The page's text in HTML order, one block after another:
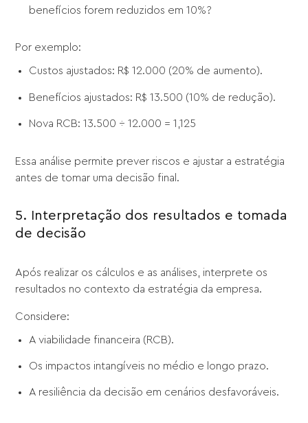
benefícios forem reduzidos em 10%?
Por exemplo:
Custos ajustados: R$ 12.000 (20% de aumento).
Benefícios ajustados: R$ 13.500 (10% de redução).
Nova RCB: 13.500 ÷ 12.000 = 1,125
Essa análise permite prever riscos e ajustar a estratégia
antes de tomar uma decisão final.
5. Interpretação dos resultados e tomada
de decisão
Após realizar os cálculos e as análises, interprete os
resultados no contexto da estratégia da empresa.
Considere:
A viabilidade financeira (RCB).
Os impactos intangíveis no médio e longo prazo.
A resiliência da decisão em cenários desfavoráveis.